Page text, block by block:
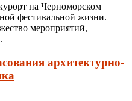
на Черноморском
фестивальной жизни.
мероприятий,
архитектурно-